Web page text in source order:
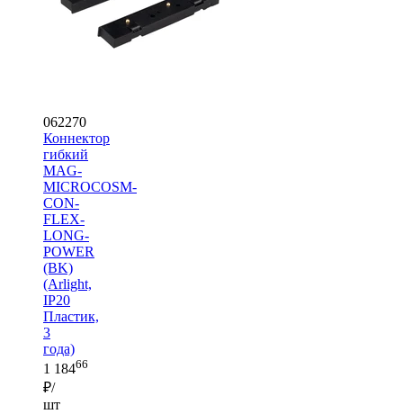
062270
Коннектор
гибкий
MAG-
MICROCOSM-
CON-
FLEX-
LONG-
POWER
(BK)
(Arlight,
IP20
Пластик,
3
года)
1 18466
₽/
шт